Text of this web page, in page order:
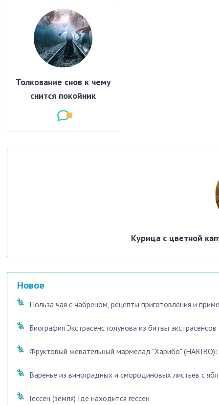
Толкование снов к чему
снится покойник
Курица с цветной
Новое
Польза чая с чабрецом, рецепты приготовления и
Биография Экстрасенс голунова из битвы экстрасенсов
Фруктовый жевательный мармелад "Харибо" (HARIBO):
Варенье из виноградных и смородиновых листьев с
Гессен (земля) Где находится гессен